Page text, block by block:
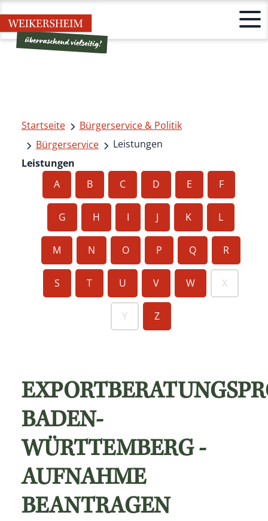
Startseite
Bürgerservice & Politik
Bürgerservice
Leistungen
Leistungen
A
B C D E F
G H I J K L
M N O P Q R
S T U V W X
Y Z
BADEN-
WÜRTTEMBERG -
AUFNAHME
BEANTRAGEN